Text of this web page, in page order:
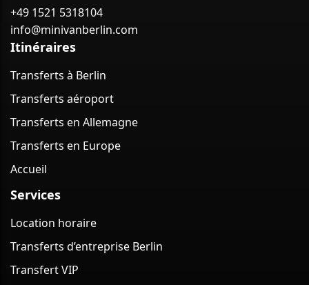
+49 1521 5318104
info@minivanberlin.com
Itinéraires
Transferts à Berlin
Transferts aéroport
Transferts en Allemagne
Transferts en Europe
Accueil
Services
Location horaire
Transferts d’entreprise Berlin
Transfert VIP